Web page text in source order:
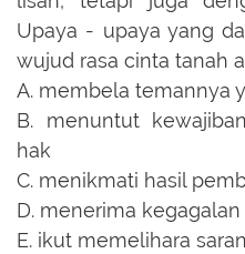
Upaya - upaya yang
wujud rasa cinta tanah
A. membela temannya
B.
menuntut
hak
C. menikmati hasil
D. menerima
E. ikut memelihara